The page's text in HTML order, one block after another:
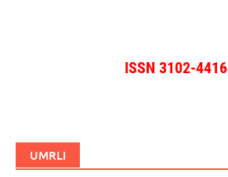
ISSN 3102-4416
UMRLI